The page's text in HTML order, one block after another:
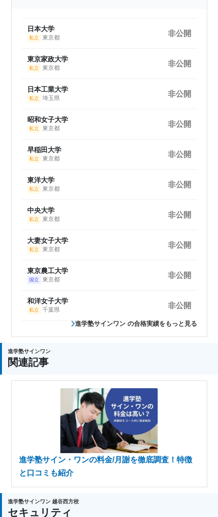
日本大学
私立 東京都
非公開
東京家政大学
私立 東京都
非公開
日本工業大学
私立 埼玉県
非公開
昭和女子大学
私立 東京都
非公開
早稲田大学
私立 東京都
非公開
東洋大学
私立 東京都
非公開
中央大学
私立 東京都
非公開
大妻女子大学
私立 東京都
非公開
東京農工大学
国立 東京都
非公開
和洋女子大学
私立 千葉県
非公開
進学塾サインワン の合格実績をもっと見る
進学塾サインワン
関連記事
進学塾サイン・ワンの料金/月謝を徹底調査！特徴
と口コミも紹介
進学塾サインワン 越谷西方校
セキュリティ